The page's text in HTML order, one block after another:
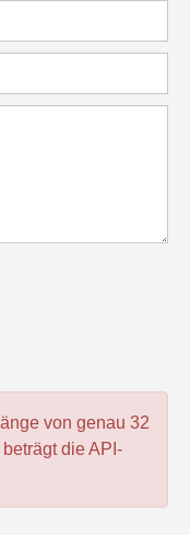
von genau 32
die API-